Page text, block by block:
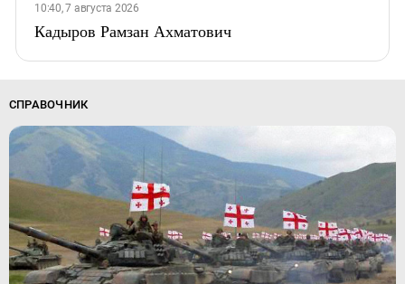
10:40, 7 августа 2026
Кадыров Рамзан Ахматович
СПРАВОЧНИК